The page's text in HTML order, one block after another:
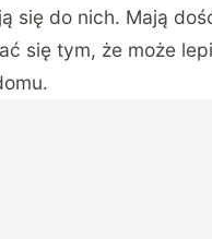
się do nich. Mają
się tym, że może